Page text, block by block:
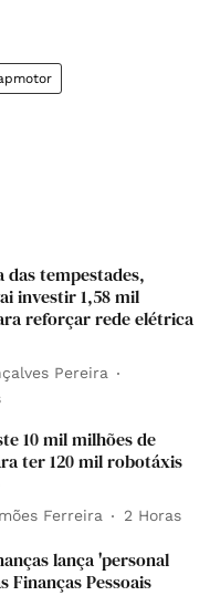
das tempestades,
investir 1,58 mil
reforçar rede elétrica
Pereira
10 mil milhões de
ter 120 mil robotáxis
Ferreira 2 Horas
lança 'personal
Finanças Pessoais